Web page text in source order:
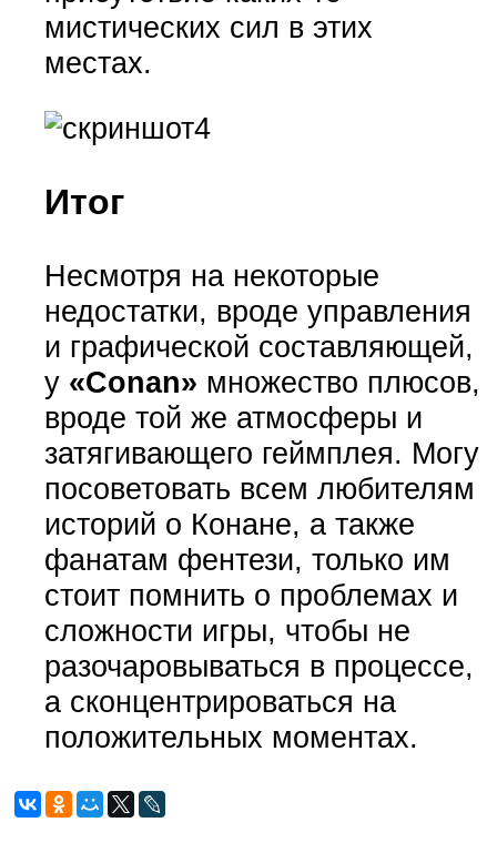
мистических сил в этих
местах.
Итог
Несмотря на некоторые
недостатки, вроде управления
и графической составляющей,
у «Conan» множество плюсов,
вроде той же атмосферы и
затягивающего геймплея. Могу
посоветовать всем любителям
историй о Конане, а также
фанатам фентези, только им
стоит помнить о проблемах и
сложности игры, чтобы не
разочаровываться в процессе,
а сконцентрироваться на
положительных моментах.